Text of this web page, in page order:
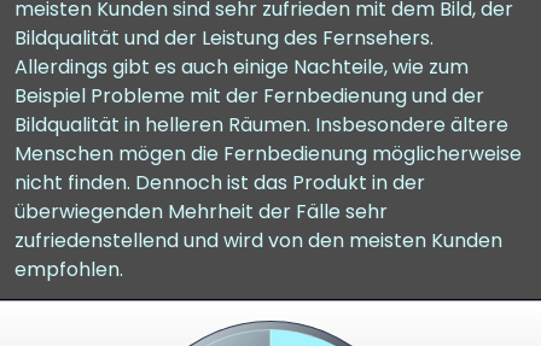
meisten Kunden sind sehr zufrieden mit dem Bild, der
Bildqualität und der Leistung des Fernsehers.
Allerdings gibt es auch einige Nachteile, wie zum
Beispiel Probleme mit der Fernbedienung und der
Bildqualität in helleren Räumen. Insbesondere ältere
Menschen mögen die Fernbedienung möglicherweise
nicht finden. Dennoch ist das Produkt in der
überwiegenden Mehrheit der Fälle sehr
zufriedenstellend und wird von den meisten Kunden
empfohlen.